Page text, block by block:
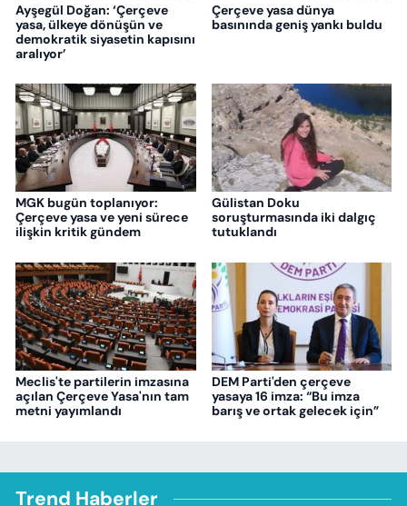
Ayşegül Doğan: ‘Çerçeve
yasa, ülkeye dönüşün ve
demokratik siyasetin kapısını
aralıyor’
Çerçeve yasa dünya
basınında geniş yankı buldu
MGK bugün toplanıyor:
Çerçeve yasa ve yeni sürece
ilişkin kritik gündem
Gülistan Doku
soruşturmasında iki dalgıç
tutuklandı
Meclis'te partilerin imzasına
açılan Çerçeve Yasa'nın tam
metni yayımlandı
DEM Parti'den çerçeve
yasaya 16 imza: “Bu imza
barış ve ortak gelecek için”
Trend Haberler